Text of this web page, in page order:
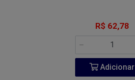
R$ 62,78
Adicionar